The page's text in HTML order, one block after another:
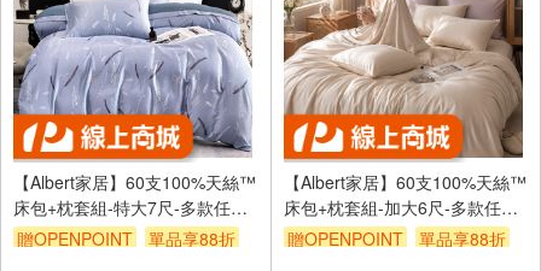
【Albert家居】60支100%天絲™
床包+枕套組-特大7尺-多款任選
(萊賽爾纖維/300織/6x7尺/台灣
贈OPENPOINT
單品享88折
【Albert家居】60支100%天絲™
床包+枕套組-加大6尺-多款任選
(萊賽爾/300織/6x6.2尺/素色/台
贈OPENPOINT
單品享88折